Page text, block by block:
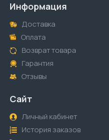
Информация
Доставка
Оплата
Возврат товара
Гарантия
Отзывы
Сайт
Личный кабинет
История заказов